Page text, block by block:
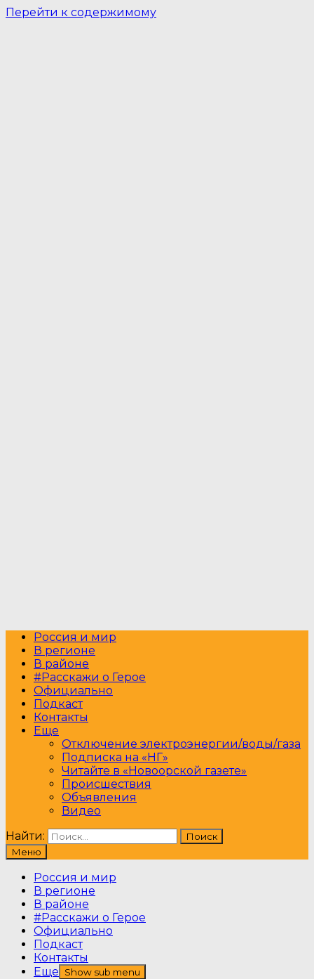
Перейти к содержимому
Россия и мир
В регионе
В районе
#Расскажи о Герое
Официально
Подкаст
Контакты
Еще
Отключение электроэнергии/воды/газа
Подписка на «НГ»
Читайте в «Новоорской газете»
Происшествия
Объявления
Видео
Найти:
Меню
Россия и мир
В регионе
В районе
#Расскажи о Герое
Официально
Подкаст
Контакты
Еще
Show sub menu